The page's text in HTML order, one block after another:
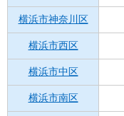
横浜市神奈川区
横浜市西区
横浜市中区
横浜市南区